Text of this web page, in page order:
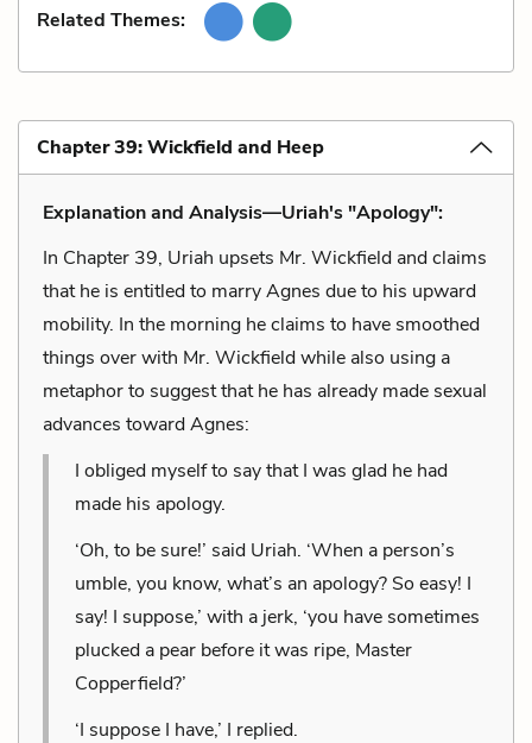
Related Themes:
Chapter 39: Wickfield and Heep
Explanation and Analysis—Uriah's "Apology":
In Chapter 39, Uriah upsets Mr. Wickfield and claims
that he is entitled to marry Agnes due to his upward
mobility. In the morning he claims to have smoothed
things over with Mr. Wickfield while also using a
metaphor to suggest that he has already made sexual
advances toward Agnes:
I obliged myself to say that I was glad he had
made his apology.
‘Oh, to be sure!’ said Uriah. ‘When a person’s
umble, you know, what’s an apology? So easy! I
say! I suppose,’ with a jerk, ‘you have sometimes
plucked a pear before it was ripe, Master
Copperfield?’
‘I suppose I have,’ I replied.